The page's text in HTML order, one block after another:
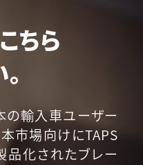
ちら
の輸入車ユーザー
市場向けにTAPS
化されたブレー